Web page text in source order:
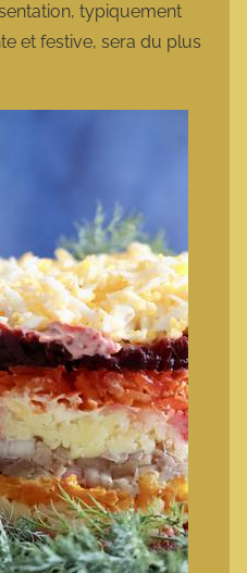
typiquement
et festive, sera du plus